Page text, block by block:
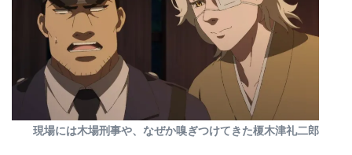
現場には木場刑事や、なぜか嗅ぎつけてきた榎木津礼二郎